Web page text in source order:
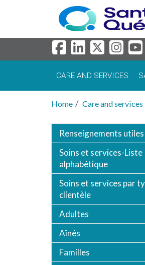
Skip to main content
CARE AND SERVICES
Home Care and services
Renseignements utiles
Soins et services-Liste
alphabétique
Soins et services par
clientèle
Adultes
Aînés
Familles